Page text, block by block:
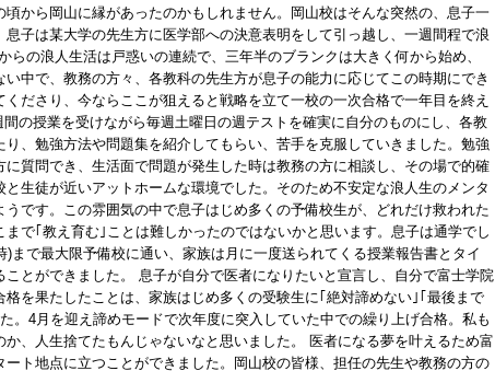
から岡山に縁があったのかもしれません。岡山校はそんな突然の、息子一
子は某大学の先生方に医学部への決意表明をして引っ越し、一週間程で浪
らの浪人生活は戸惑いの連続で、三年半のブランクは大きく何から始め、
中で、教務の方々、各教科の先生方が息子の能力に応じてこの時期にでき
ださり、今ならここが狙えると戦略を立て一校の一次合格で一年目を終え
の授業を受けながら毎週土曜日の週テストを確実に自分のものにし、各教
、勉強方法や問題集を紹介してもらい、苦手を克服していきました。勉強
質問でき、生活面で問題が発生した時は教務の方に相談し、その場で的確
生徒が近いアットホームな環境でした。そのため不安定な浪人生のメンタ
です。この雰囲気の中で息子はじめ多くの予備校生が、どれだけ救われた
で｢教え育む｣ことは難しかったのではないかと思います。息子は通学でし
)まで最大限予備校に通い、家族は月に一度送られてくる授業報告書とタイ
とができました。 息子が自分で医者になりたいと宣言し、自分で富士学院
を果たしたことは、家族はじめ多くの受験生に｢絶対諦めない｣｢最後まで
。4月を迎え諦めモードで次年度に突入していた中での繰り上げ合格。私も
、人生捨てたもんじゃないなと思いました。 医者になる夢を叶えるため富
ト地点に立つことができました。岡山校の皆様、担任の先生や教務の方の